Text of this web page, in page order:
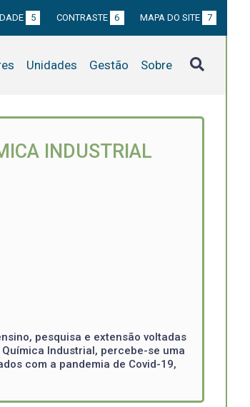
5 CONTRASTE 6 MAPA DO SITE 7
Unidades Gestão Sobre
INDUSTRIAL
pesquisa e extensão voltadas
Industrial, percebe-se uma
com a pandemia de Covid-19,